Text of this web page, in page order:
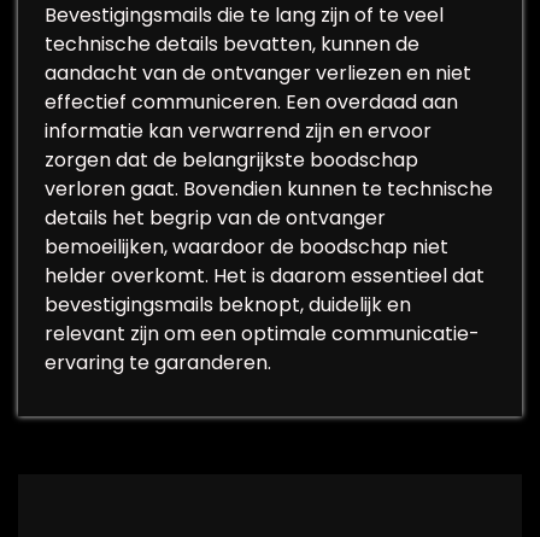
Bevestigingsmails die te lang zijn of te veel
technische details bevatten, kunnen de
aandacht van de ontvanger verliezen en niet
effectief communiceren. Een overdaad aan
informatie kan verwarrend zijn en ervoor
zorgen dat de belangrijkste boodschap
verloren gaat. Bovendien kunnen te technische
details het begrip van de ontvanger
bemoeilijken, waardoor de boodschap niet
helder overkomt. Het is daarom essentieel dat
bevestigingsmails beknopt, duidelijk en
relevant zijn om een optimale communicatie-
ervaring te garanderen.